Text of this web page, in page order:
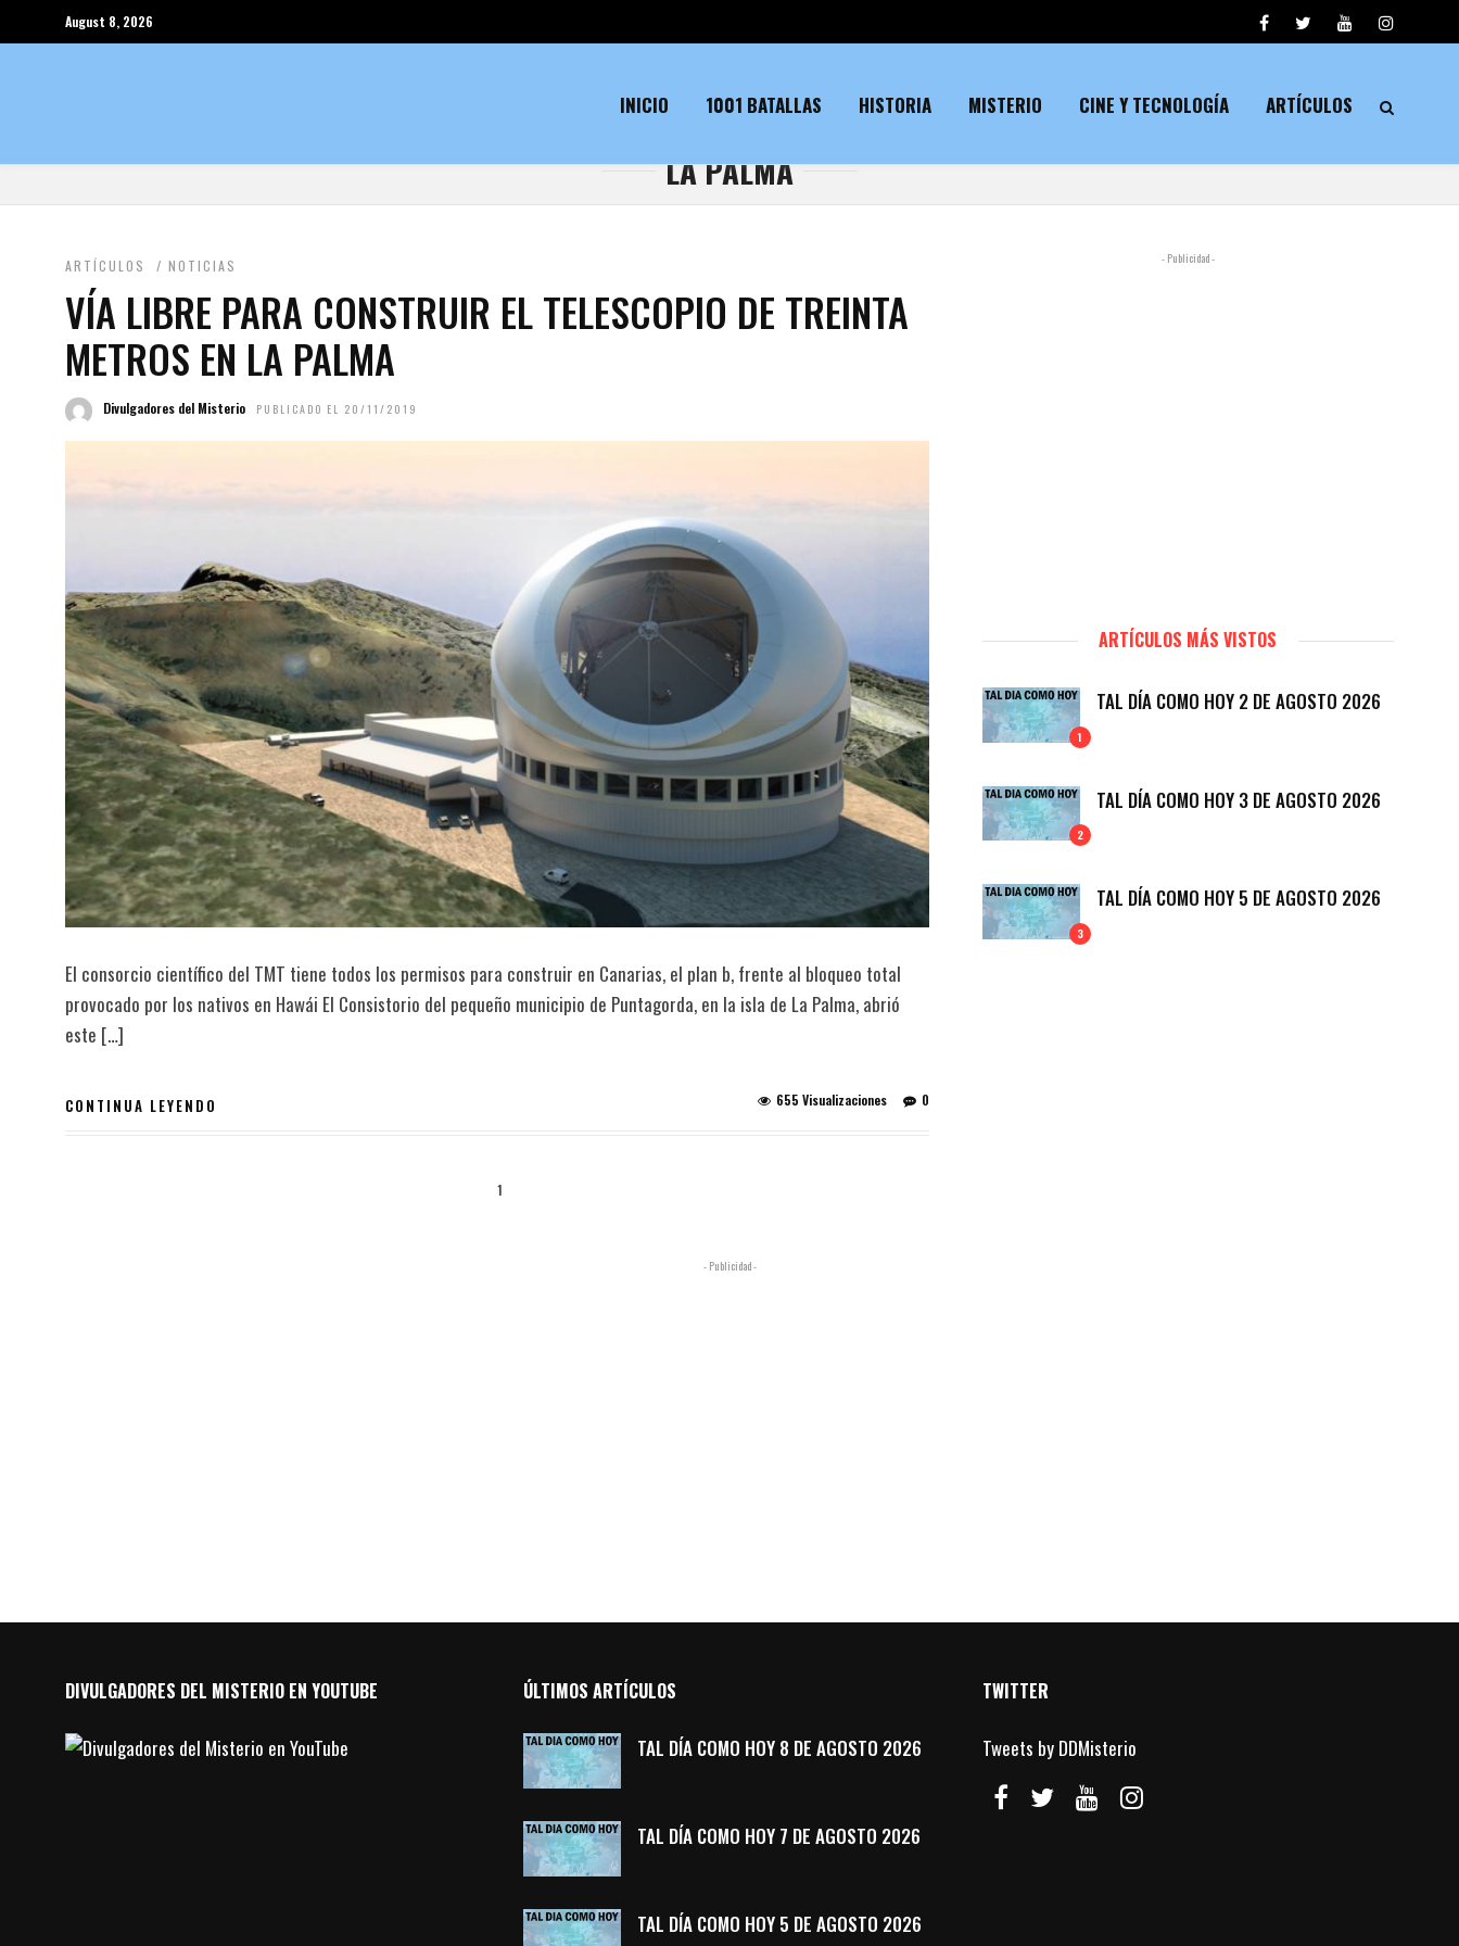
August 8, 2026
INICIO 1001 BATALLAS HISTORIA MISTERIO CINE Y TECNOLOGÍA ARTÍCULOS
LA PALMA
ARTÍCULOS / NOTICIAS
VÍA LIBRE PARA CONSTRUIR EL TELESCOPIO DE TREINTA
METROS EN LA PALMA
Divulgadores del Misterio PUBLICADO EL 20/11/2019
El consorcio científico del TMT tiene todos los permisos para construir en Canarias, el plan b, frente al bloqueo total
provocado por los nativos en Hawái El Consistorio del pequeño municipio de Puntagorda, en la isla de La Palma, abrió
este […]
CONTINUA LEYENDO 0
655 Visualizaciones
1
- Publicidad -
ARTÍCULOS MÁS VISTOS
1
TAL DÍA COMO HOY 2 DE AGOSTO 2026
2
TAL DÍA COMO HOY 3 DE AGOSTO 2026
3
TAL DÍA COMO HOY 5 DE AGOSTO 2026
- Publicidad -
DIVULGADORES DEL MISTERIO EN YOUTUBE ÚLTIMOS ARTÍCULOS
TAL DÍA COMO HOY 8 DE AGOSTO 2026
TAL DÍA COMO HOY 7 DE AGOSTO 2026
TAL DÍA COMO HOY 5 DE AGOSTO 2026
TWITTER
Tweets by DDMisterio